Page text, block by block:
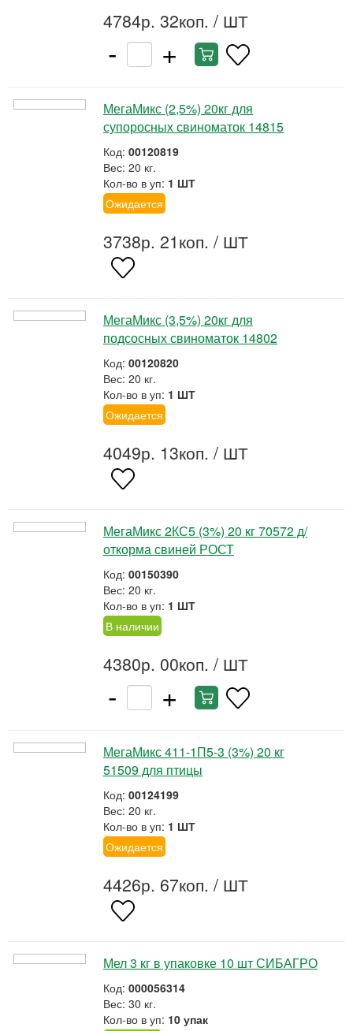
4784р. 32коп. / ШТ
- +
МегаМикс (2,5%) 20кг для
супоросных свиноматок 14815
Код: 00120819
Вес: 20 кг.
Кол-во в уп: 1 ШТ
Ожидается
3738р. 21коп. / ШТ
МегаМикс (3,5%) 20кг для
подсосных свиноматок 14802
Код: 00120820
Вес: 20 кг.
Кол-во в уп: 1 ШТ
Ожидается
4049р. 13коп. / ШТ
МегаМикс 2КС5 (3%) 20 кг 70572 д/
откорма свиней РОСТ
Код: 00150390
Вес: 20 кг.
Кол-во в уп: 1 ШТ
В наличии
4380р. 00коп. / ШТ
- +
МегаМикс 411-1П5-3 (3%) 20 кг
51509 для птицы
Код: 00124199
Вес: 20 кг.
Кол-во в уп: 1 ШТ
Ожидается
4426р. 67коп. / ШТ
Мел 3 кг в упаковке 10 шт СИБАГРО
Код: 000056314
Вес: 30 кг.
Кол-во в уп: 10 упак